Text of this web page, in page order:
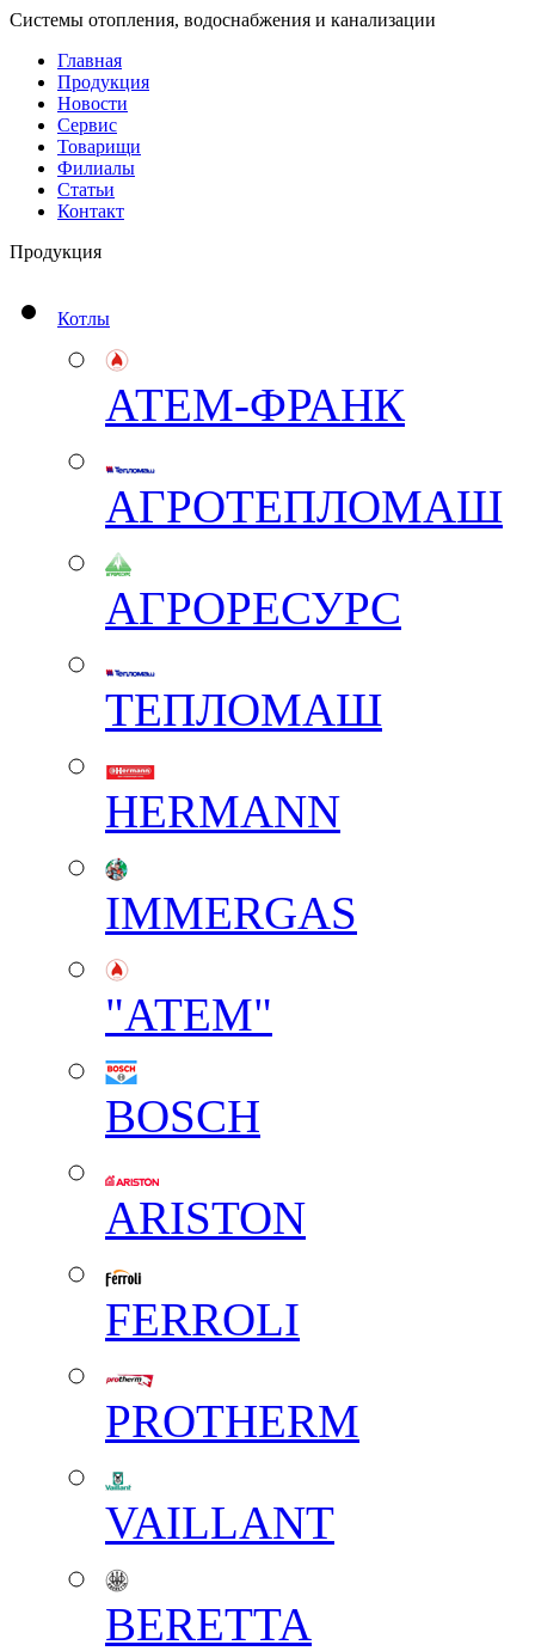
Системы отопления, водоснабжения и канализации
Главная
Продукция
Новости
Сервис
Товарищи
Филиалы
Статьи
Контакт
Продукция
Котлы
АТЕМ-ФРАНК
АГРОТЕПЛОМАШ
АГРОРЕСУРС
ТЕПЛОМАШ
HERMANN
IMMERGAS
"АТЕМ"
BOSCH
ARISTON
FERROLI
PROTHERM
VAILLANT
BERETTA